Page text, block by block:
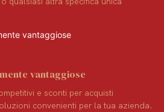
vantaggiose
e sconti per acquisti
convenienti per la tua azienda.